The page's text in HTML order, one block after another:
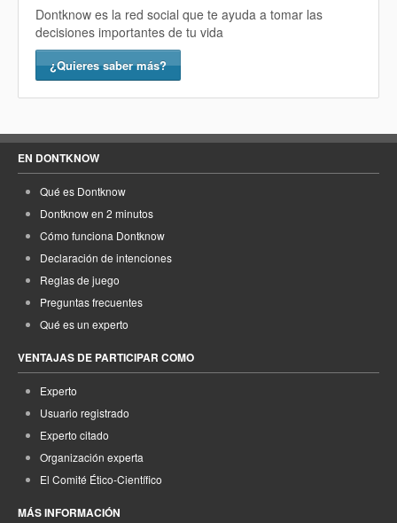
Dontknow es la red social que te ayuda a tomar las
decisiones importantes de tu vida
¿Quieres saber más?
EN DONTKNOW
Qué es Dontknow
Dontknow en 2 minutos
Cómo funciona Dontknow
Declaración de intenciones
Reglas de juego
Preguntas frecuentes
Qué es un experto
VENTAJAS DE PARTICIPAR COMO
Experto
Usuario registrado
Experto citado
Organización experta
El Comité Ético-Científico
MÁS INFORMACIÓN